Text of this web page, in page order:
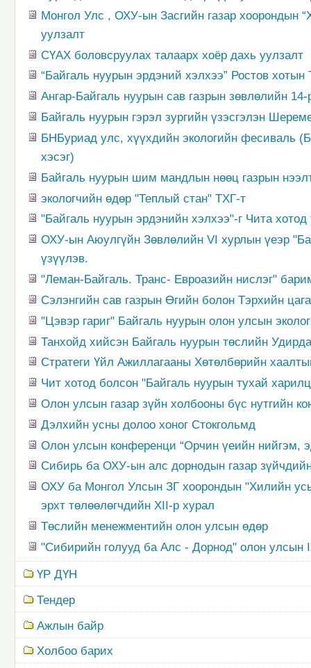
Монгол Улс , ОХУ-ын Засгийн газар хоорондын
уулзалт
СҮАХ боловсруулах талаарх хоёр дахь уулзалт
“Байгаль нуурын эрдэний хэлхээ” Ростов хотын
Ангар-Байгаль нуурын сав газрын зөвлөлийн 14-
Байгаль нуурын гэрэл зургийн үзэсгэлэн
БНБуриад улс, хүүхдийн экологийн фесиваль
хэсэг)
Байгаль нуурын шим мандлын нөөц газрын
экологчийн өдөр "Теплый стан" ТХГ-т
"Байгаль нуурын эрдэнийн хэлхээ"-г Чита хотод
ОХУ-ын Аюулгүйн Зөвлөлийн VI хурлын үеэр
үзүүлэв.
"Леман-Байгаль. Транс- Евроазийн нислэг"
Сэлэнгийн сав газрын Өгийн болон Тэрхийн
"Цэвэр гариг" Байгаль нуурын олон улсын
Танхойд хийсэн Байгаль нуурын төслийн
Стратеги Үйл Ажиллагааны Хөтөлбөрийн
Чит хотод болсон "Байгаль нуурын тухай
Олон улсын газар зүйн холбооны бүс нутгийн
Дэлхийн усны долоо хоног Стокгольмд
Олон улсын конференци “Орчин үеийн нийгэм,
Сибирь ба ОХУ-ын алс дорнодын газар
ОХУ ба Монгол Улсын ЗГ хоорондын "Хилийн
эрхт төлөөлөгчдийн XII-р хурал
Төслийн менежментийн олон улсын өдөр
"Сибирийн голууд ба Алс - Дорнод" олон улсын
ҮР ДҮН
Тендер
Ажлын байр
Холбоо барих